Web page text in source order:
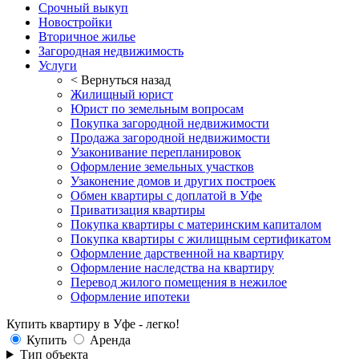
Срочный выкуп
Новостройки
Вторичное жилье
Загородная недвижимость
Услуги
< Вернуться назад
Жилищный юрист
Юрист по земельным вопросам
Покупка загородной недвижимости
Продажа загородной недвижимости
Узаконивание перепланировок
Оформление земельных участков
Узаконение домов и других построек
Обмен квартиры с доплатой в Уфе
Приватизация квартиры
Покупка квартиры с материнским капиталом
Покупка квартиры с жилищным сертификатом
Оформление дарственной на квартиру
Оформление наследства на квартиру
Перевод жилого помещения в нежилое
Оформление ипотеки
Купить квартиру в Уфе - легко!
Купить
Аренда
Тип объекта